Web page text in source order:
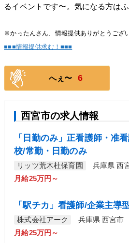
るイベントです〜。気になる方は
※かったんさん、情報提供ありがとうござ
■■■情報提供求む！■■■
へぇ〜 6
西宮市の求人情報
「日勤のみ」正看護師・准
校/常勤・日勤のみ
リッツ荒木杜保育園
兵庫県 西
月給25万円～
「駅チカ」看護師/企業主導
株式会社アーク
兵庫県 西宮市
月給25万円～